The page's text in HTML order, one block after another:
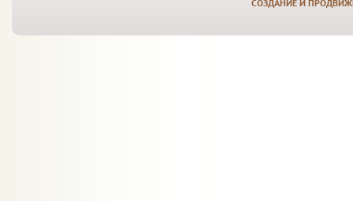
СОЗДАНИЕ И